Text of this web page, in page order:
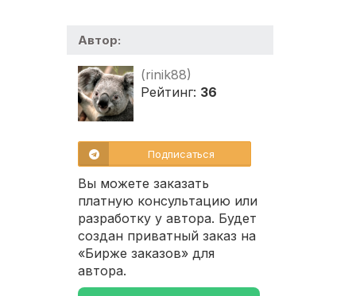
Автор:
(rinik88)
Рейтинг: 36
Подписаться
Вы можете заказать
платную консультацию или
разработку у автора. Будет
создан приватный заказ на
«Бирже заказов» для
автора.